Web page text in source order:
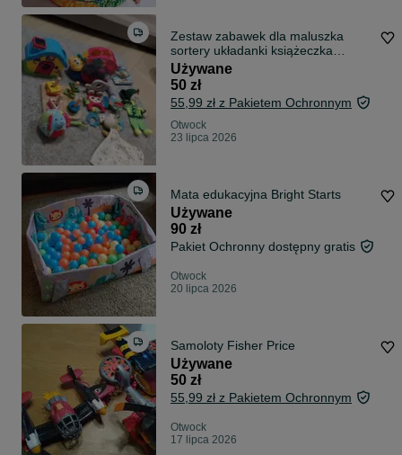
Zestaw zabawek dla maluszka
sortery układanki książeczka
kąpielowa grzechotki
Używane
50 zł
55,99 zł z Pakietem Ochronnym
Otwock
23 lipca 2026
Mata edukacyjna Bright Starts
Używane
90 zł
Pakiet Ochronny dostępny gratis
Otwock
20 lipca 2026
Samoloty Fisher Price
Używane
50 zł
55,99 zł z Pakietem Ochronnym
Otwock
17 lipca 2026